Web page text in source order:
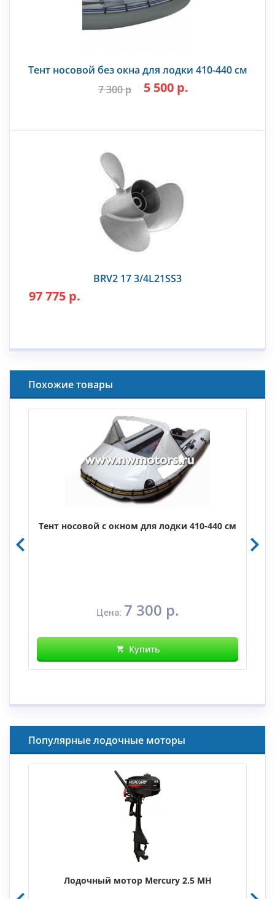
Тент носовой без окна для лодки 410-440 см
7 300 р
5 500 р.
BRV2 17 3/4L21SS3
97 775 р.
Похожие товары
Тент носовой с окном для лодки 410-440 см
Цена: 7 300 р.
Купить
Популярные лодочные моторы
Лодочный мотор Mercury 2.5 MH